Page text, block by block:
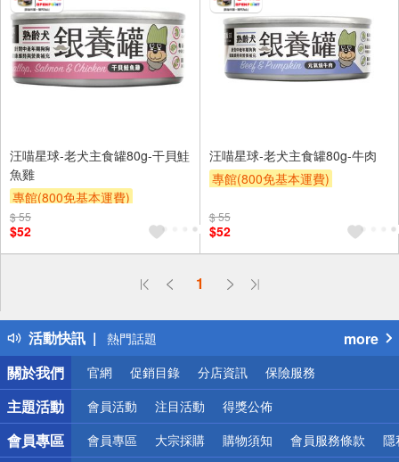
汪喵星球-老犬主食罐80g-干貝鮭
魚雞
專館(800免基本運費)
贈OPENPOINT
$ 55
$52
汪喵星球-老犬主食罐80g-牛肉
專館(800免基本運費)
$ 55
$52
1
活動快訊
偏遠地區配送
得獎公告
熱門話題
銀行優惠
偏遠地區配送
詐騙網頁！請小心！
more
關於我們
官網 促銷目錄 分店資訊 保險服務
主題活動 會員活動 注目活動 得獎公佈
會員專區 會員專區 大宗採購 購物須知 會員服務條款 隱